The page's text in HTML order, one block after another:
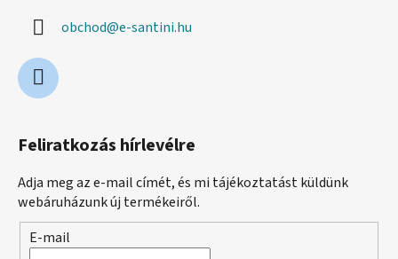
obchod@e-santini.hu
Feliratkozás hírlevélre
Adja meg az e-mail címét, és mi tájékoztatást küldünk
webáruházunk új termékeiről.
E-mail